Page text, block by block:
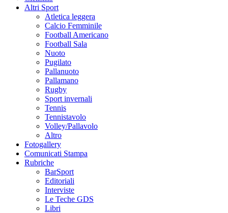
Altri Sport
Atletica leggera
Calcio Femminile
Football Americano
Football Sala
Nuoto
Pugilato
Pallanuoto
Pallamano
Rugby
Sport invernali
Tennis
Tennistavolo
Volley/Pallavolo
Altro
Fotogallery
Comunicati Stampa
Rubriche
BarSport
Editoriali
Interviste
Le Teche GDS
Libri